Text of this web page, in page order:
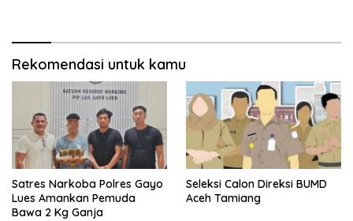
Rekomendasi untuk kamu
Satres Narkoba Polres Gayo
Lues Amankan Pemuda
Bawa 2 Kg Ganja
Seleksi Calon Direksi BUMD
Aceh Tamiang